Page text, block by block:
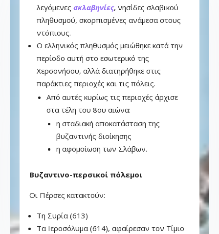
λεγόμενεςσκλαβηνίες, νησίδες σλαβικού
πληθυσμού, σκορπισμένες ανάμεσα στους
ντόπιους.
Ο ελληνικός πληθυσμός μειώθηκε κατά την
περίοδο αυτή στο εσωτερικό της
Χερσονήσου, αλλά διατηρήθηκε στις
παράκτιες περιοχές και τις πόλεις.
Από αυτές κυρίως τις περιοχές άρχισε
στα τέλη του 8ου αιώνα:
η σταδιακή αποκατάσταση της
βυζαντινής διοίκησης
η αφομοίωση των Σλάβων.
Βυζαντινο-περσικοί πόλεμοι
Οι Πέρσες κατακτούν:
Τη Συρία (613)
Τα Ιεροσόλυμα (614), αφαίρεσαν τον Τίμιο